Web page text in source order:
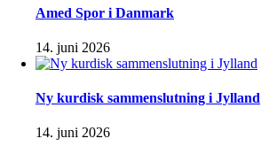
Amed Spor i Danmark
14. juni 2026
Ny kurdisk sammenslutning i Jylland
14. juni 2026